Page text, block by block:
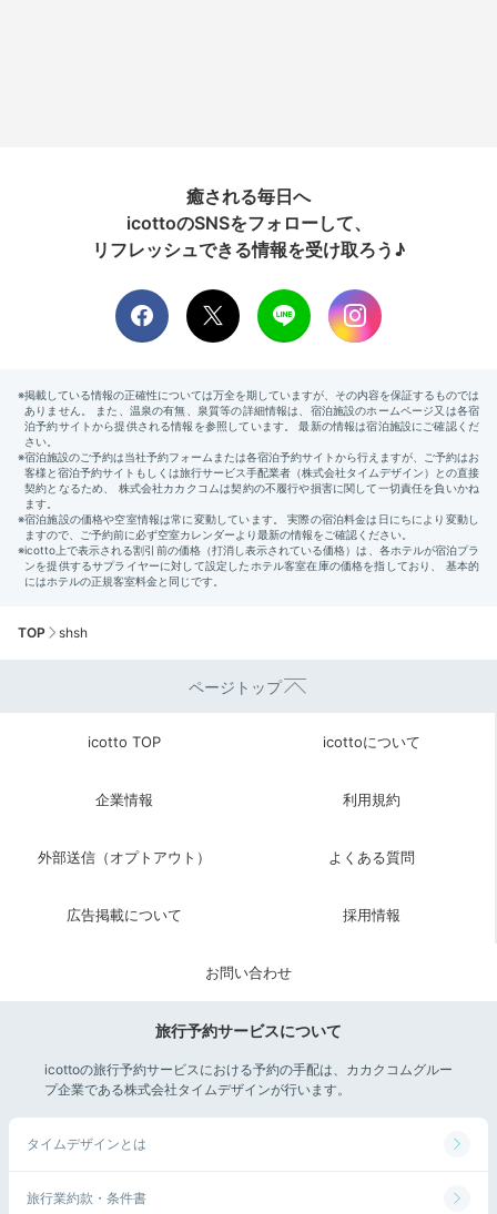
癒される毎日へ
icottoのSNSをフォローして、
リフレッシュできる情報を受け取ろう♪
TOP shsh
ページトップ
icotto TOP icottoについて
企業情報 利用規約
外部送信（オプトアウト） よくある質問
広告掲載について 採用情報
お問い合わせ
旅行予約サービスについて
icottoの旅行予約サービスにおける予約の手配は、カカクコムグルー
プ企業である株式会社タイムデザインが行います。
タイムデザインとは
旅行業約款・条件書